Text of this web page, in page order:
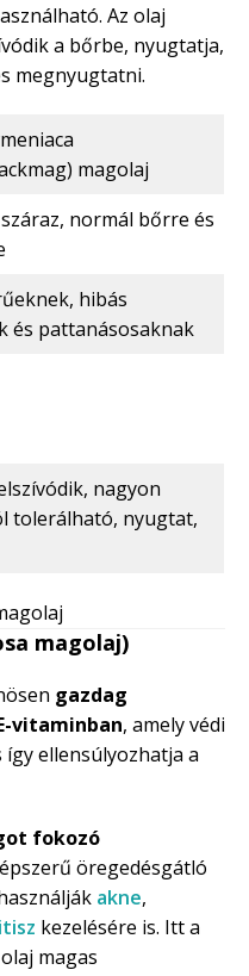
Az olaj
a bőrbe, nyugtatja,
megnyugtatni.
magolaj
normál bőrre és
hibás
és pattanásosaknak
nagyon
tolerálható, nyugtat,
magolaj)
gazdag
vitaminban, amely védi
ellensúlyozhatja a
fokozó
öregedésgátló
akne,
kezelésére is. Itt a
magas